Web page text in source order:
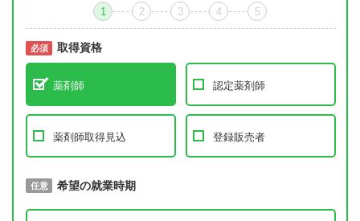
1 2 3 4 5
必須 取得資格
薬剤師 認定薬剤師
薬剤師取得見込 登録販売者
必須 取得予定年
任意 希望の就業時期